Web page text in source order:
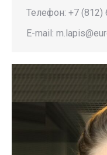
Телефон: +7 (812)
E-mail: